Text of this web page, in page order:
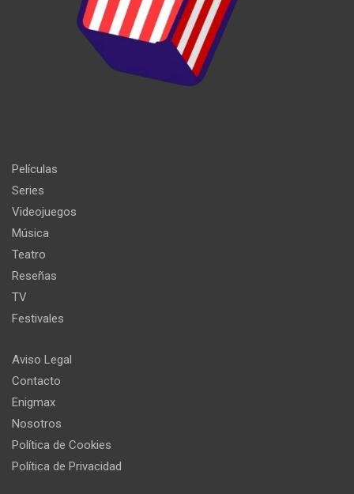
Películas
Series
Videojuegos
Música
Teatro
Reseñas
TV
Festivales
Aviso Legal
Contacto
Enigmax
Nosotros
Política de Cookies
Política de Privacidad